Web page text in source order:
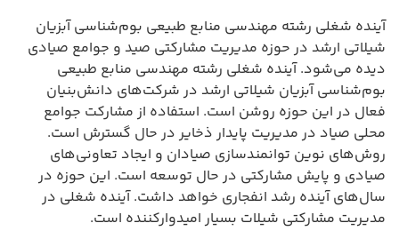
آینده شغلی رشته مهندسی منابع طبیعی بوم‌شناسی آبزیان
شیلاتی ارشد در حوزه مدیریت مشارکتی صید و جوامع صیادی
دیده می‌شود. آینده شغلی رشته مهندسی منابع طبیعی
بوم‌شناسی آبزیان شیلاتی ارشد در شرکت‌های دانش‌بنیان
فعال در این حوزه روشن است. استفاده از مشارکت جوامع
محلی صیاد در مدیریت پایدار ذخایر در حال گسترش است.
روش‌های نوین توانمندسازی صیادان و ایجاد تعاونی‌های
صیادی و پایش مشارکتی در حال توسعه است. این حوزه در
سال‌های آینده رشد انفجاری خواهد داشت. آینده شغلی در
مدیریت مشارکتی شیلات بسیار امیدوارکننده است.